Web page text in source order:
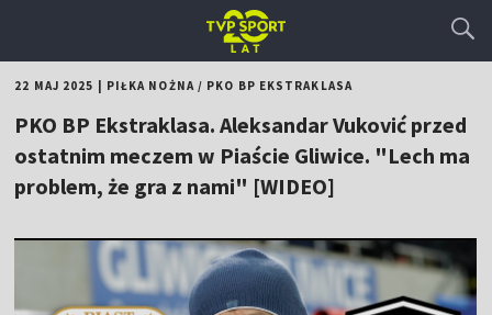
22 MAJ 2025 PIŁKA NOŻNA/ PKO BP EKSTRAKLASA
PKO BP Ekstraklasa. Aleksandar Vuković przed
ostatnim meczem w Piaście Gliwice. "Lech ma
problem, że gra z nami" [WIDEO]